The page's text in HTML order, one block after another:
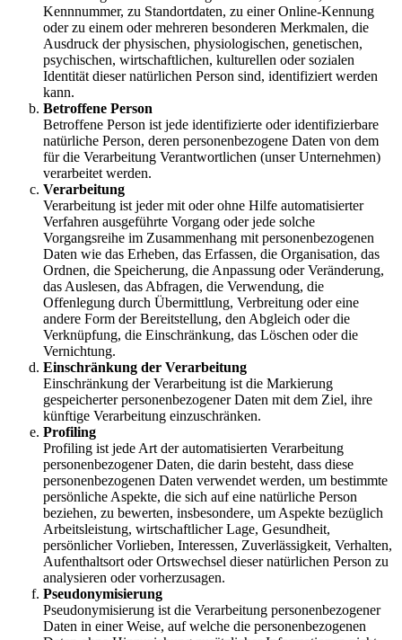
Kennnummer, zu Standortdaten, zu einer Online-Kennung
oder zu einem oder mehreren besonderen Merkmalen, die
Ausdruck der physischen, physiologischen, genetischen,
psychischen, wirtschaftlichen, kulturellen oder sozialen
Identität dieser natürlichen Person sind, identifiziert werden
kann.
Betroffene Person
Betroffene Person ist jede identifizierte oder identifizierbare
natürliche Person, deren personenbezogene Daten von dem
für die Verarbeitung Verantwortlichen (unser Unternehmen)
verarbeitet werden.
Verarbeitung
Verarbeitung ist jeder mit oder ohne Hilfe automatisierter
Verfahren ausgeführte Vorgang oder jede solche
Vorgangsreihe im Zusammenhang mit personenbezogenen
Daten wie das Erheben, das Erfassen, die Organisation, das
Ordnen, die Speicherung, die Anpassung oder Veränderung,
das Auslesen, das Abfragen, die Verwendung, die
Offenlegung durch Übermittlung, Verbreitung oder eine
andere Form der Bereitstellung, den Abgleich oder die
Verknüpfung, die Einschränkung, das Löschen oder die
Vernichtung.
Einschränkung der Verarbeitung
Einschränkung der Verarbeitung ist die Markierung
gespeicherter personenbezogener Daten mit dem Ziel, ihre
künftige Verarbeitung einzuschränken.
Profiling
Profiling ist jede Art der automatisierten Verarbeitung
personenbezogener Daten, die darin besteht, dass diese
personenbezogenen Daten verwendet werden, um bestimmte
persönliche Aspekte, die sich auf eine natürliche Person
beziehen, zu bewerten, insbesondere, um Aspekte bezüglich
Arbeitsleistung, wirtschaftlicher Lage, Gesundheit,
persönlicher Vorlieben, Interessen, Zuverlässigkeit, Verhalten,
Aufenthaltsort oder Ortswechsel dieser natürlichen Person zu
analysieren oder vorherzusagen.
Pseudonymisierung
Pseudonymisierung ist die Verarbeitung personenbezogener
Daten in einer Weise, auf welche die personenbezogenen